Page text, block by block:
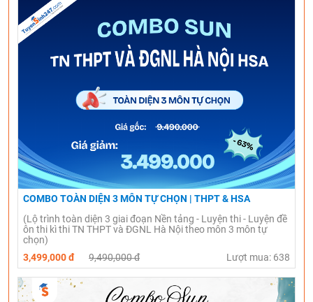
COMBO TOÀN DIỆN 3 MÔN TỰ CHỌN | THPT & HSA
(Lộ trình toàn diện 3 giai đoạn Nền tảng - Luyện thi - Luyện đề
ôn thi kì thi TN THPT và ĐGNL Hà Nội theo môn 3 môn tự
chọn)
3,499,000 đ
9,490,000 đ Lượt mua: 638